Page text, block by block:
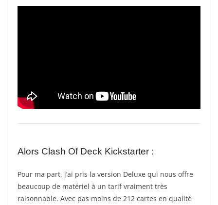
Alors Clash Of Deck Kickstarter :
Pour ma part, j’ai pris la version Deluxe qui nous offre
beaucoup de matériel à un tarif vraiment très
raisonnable. Avec pas moins de 212 cartes en qualité